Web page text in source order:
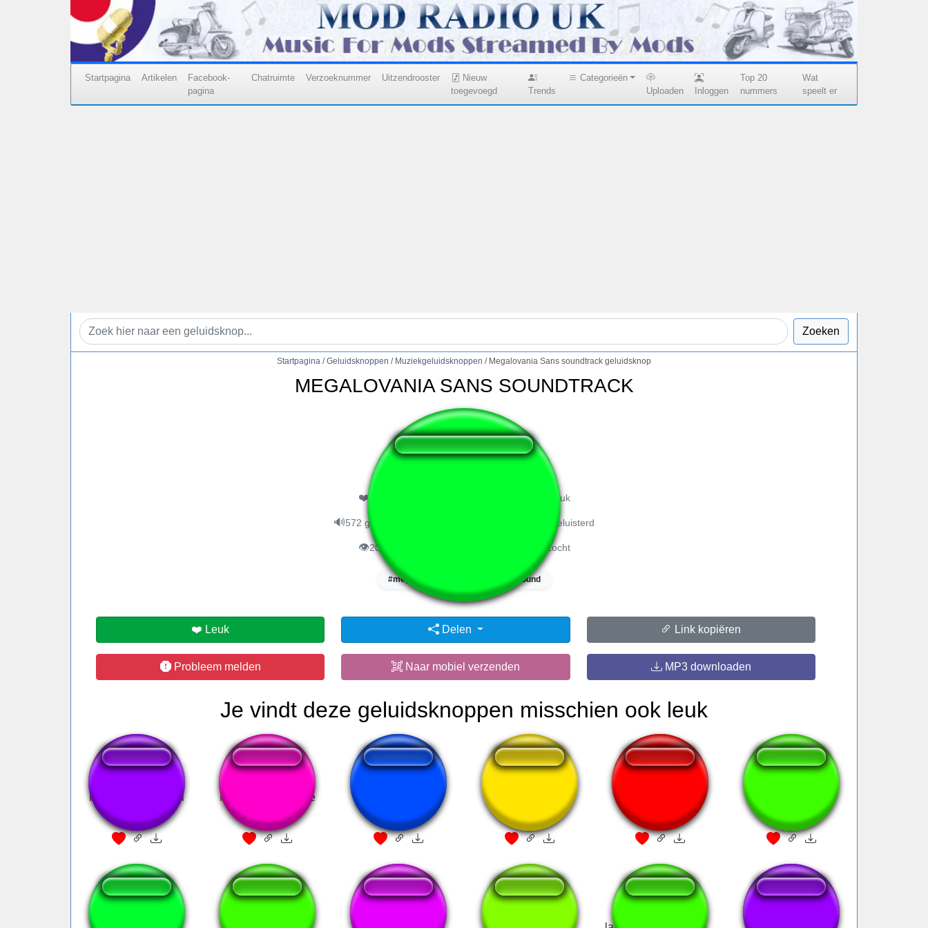
Startpagina Artikelen
Facebook-
pagina
Chatruimte Verzoeknummer Uitzendrooster
Nieuw
toegevoegd
Trends
Categorieën
Uploaden
Inloggen
Top 20
nummers
Wat
speelt er
Zoeken
Startpagina / Geluidsknoppen / Muziekgeluidsknoppen / Megalovania Sans soundtrack geluidsknop
MEGALOVANIA SANS SOUNDTRACK
❤️ gebruikers vonden deze geluidsknop leuk
🔊572 gebruikers hebben naar deze geluidsknop geluisterd
👁️2010 gebruikers hebben deze pagina bezocht
#megalovania #sound
❤️ Leuk Delen Link kopiëren
Probleem melden Naar mobiel verzenden MP3 downloaden
Je vindt deze geluidsknoppen misschien ook leuk
For Whom The Bell
Mario kart start race
Thank You USA
klepach
que bien se esta
Ficar andando de